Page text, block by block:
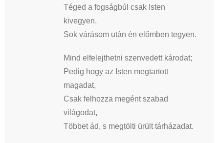
Téged a fogságbúl csak Isten
kivegyen,
Sok várásom után én előmben tegyen.
Mind elfelejthetni szenvedett károdat;
Pedig hogy az Isten megtartott
magadat,
Csak felhozza megént szabad
világodat,
Többet ád, s megtölti ürült tárházadat.